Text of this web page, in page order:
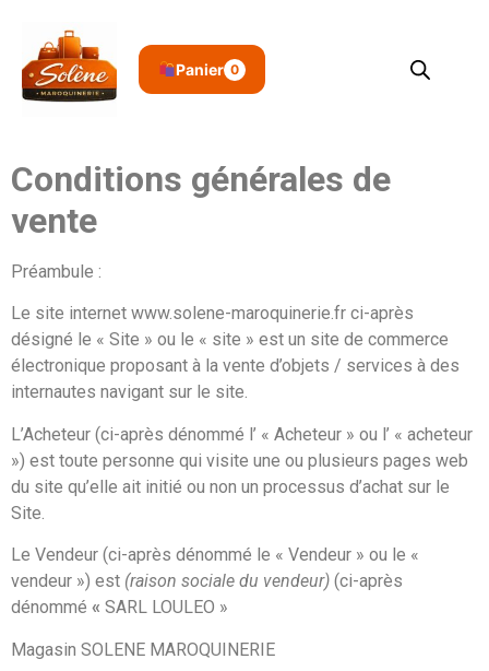
Panier 0
Conditions générales de
vente
Préambule :
Le site internet www.solene-maroquinerie.fr ci-après
désigné le « Site » ou le « site » est un site de commerce
électronique proposant à la vente d’objets / services à des
internautes navigant sur le site.
L’Acheteur (ci-après dénommé l’ « Acheteur » ou l’ « acheteur
») est toute personne qui visite une ou plusieurs pages web
du site qu’elle ait initié ou non un processus d’achat sur le
Site.
Le Vendeur (ci-après dénommé le « Vendeur » ou le «
vendeur ») est (raison sociale du vendeur) (ci-après
dénommé « SARL LOULEO »
Magasin SOLENE MAROQUINERIE